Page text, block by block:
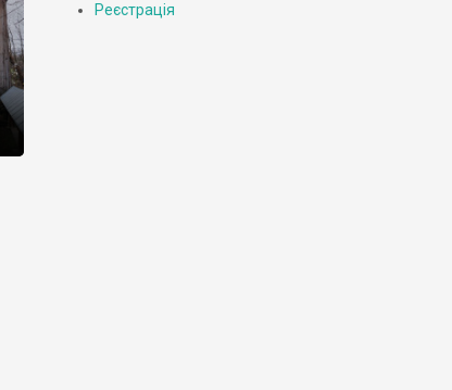
Реєстрація